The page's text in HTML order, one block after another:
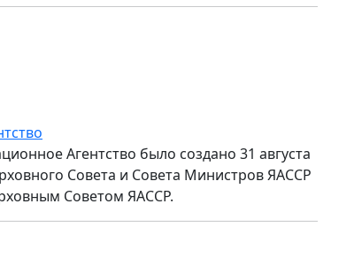
Агентство было создано 31 августа
Совета и Совета Министров ЯАССР
Советом ЯАССР.